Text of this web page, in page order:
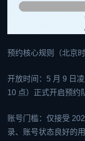
预约核心规则（北京时
开放时间：5 月 9 日
10 点）正式开启预约
账号门槛：仅接受
录、账号状态良好的